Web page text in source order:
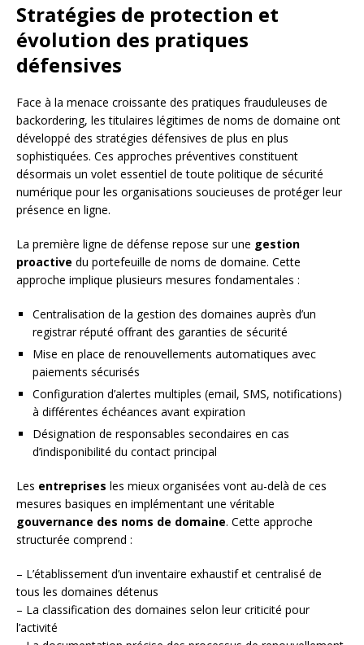
Stratégies de protection et
évolution des pratiques
défensives
Face à la menace croissante des pratiques frauduleuses de
backordering, les titulaires légitimes de noms de domaine ont
développé des stratégies défensives de plus en plus
sophistiquées. Ces approches préventives constituent
désormais un volet essentiel de toute politique de sécurité
numérique pour les organisations soucieuses de protéger leur
présence en ligne.
La première ligne de défense repose sur une gestion
proactive du portefeuille de noms de domaine. Cette
approche implique plusieurs mesures fondamentales :
Centralisation de la gestion des domaines auprès d’un
registrar réputé offrant des garanties de sécurité
Mise en place de renouvellements automatiques avec
paiements sécurisés
Configuration d’alertes multiples (email, SMS, notifications)
à différentes échéances avant expiration
Désignation de responsables secondaires en cas
d’indisponibilité du contact principal
Les entreprises les mieux organisées vont au-delà de ces
mesures basiques en implémentant une véritable
gouvernance des noms de domaine. Cette approche
structurée comprend :
– L’établissement d’un inventaire exhaustif et centralisé de
tous les domaines détenus
– La classification des domaines selon leur criticité pour
l’activité